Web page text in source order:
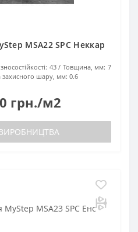
MSA22 SPC Неккар
43 Товщина, мм: 7
шару, мм: 0.6
грн./м2